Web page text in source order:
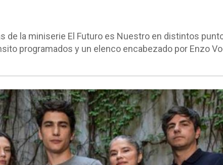
de la miniserie El Futuro es Nuestro en distintos
programados y un elenco encabezado por Enzo